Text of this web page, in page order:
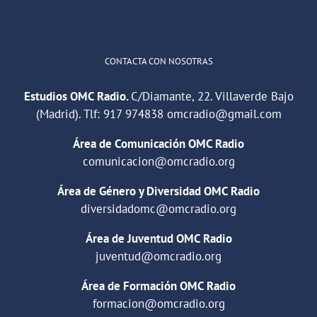
CONTACTA CON NOSOTRAS
Estudios OMC Radio.C/Diamante, 22. Villaverde Bajo
(Madrid). Tlf: 917 974838 omcradio@gmail.com
Área de Comunicación OMC Radio
comunicacion@omcradio.org
Área de Género y Diversidad OMC Radio
diversidadomc@omcradio.org
Área de Juventud OMC Radio
juventud@omcradio.org
Área de Formación OMC Radio
formacion@omcradio.org